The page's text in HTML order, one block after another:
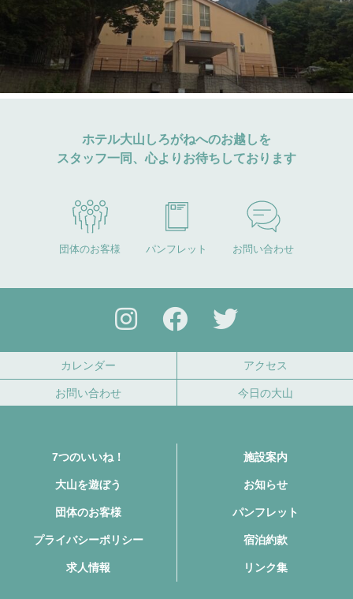
ホテル大山しろがねへのお越しを
スタッフ一同、心よりお待ちしております
団体のお客様 パンフレット お問い合わせ
カレンダー アクセス
お問い合わせ 今日の大山
7つのいいね！ 施設案内
大山を遊ぼう お知らせ
団体のお客様 パンフレット
プライバシーポリシー 宿泊約款
求人情報 リンク集